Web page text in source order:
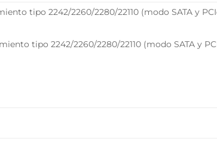
tipo 2242/2260/2280/22110 (modo SATA y
tipo 2242/2260/2280/22110 (modo SATA y